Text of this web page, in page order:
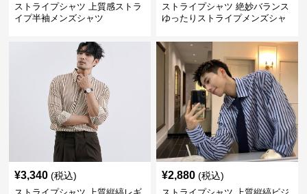
ストライプシャツ 上質感ストラ
イプ半袖メンズシャツ
ストライプシャツ 絶妙バランス
ゆったりストライプメンズシャ
¥3,340 (税込) ¥2,880 (税込)